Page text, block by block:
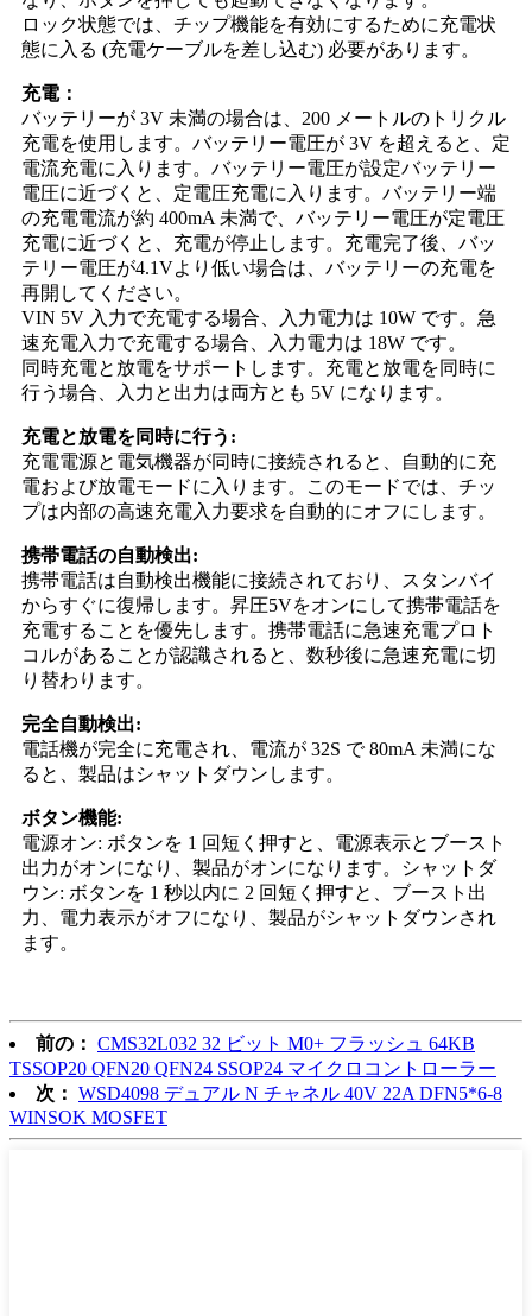
ロック状態では、チップ機能を有効にするために充電状
態に入る (充電ケーブルを差し込む) 必要があります。
充電：
バッテリーが 3V 未満の場合は、200 メートルのトリクル
充電を使用します。バッテリー電圧が 3V を超えると、定
電流充電に入ります。バッテリー電圧が設定バッテリー
電圧に近づくと、定電圧充電に入ります。バッテリー端
の充電電流が約 400mA 未満で、バッテリー電圧が定電圧
充電に近づくと、充電が停止します。充電完了後、バッ
テリー電圧が4.1Vより低い場合は、バッテリーの充電を
再開してください。
VIN 5V 入力で充電する場合、入力電力は 10W です。急
速充電入力で充電する場合、入力電力は 18W です。
同時充電と放電をサポートします。充電と放電を同時に
行う場合、入力と出力は両方とも 5V になります。
充電と放電を同時に行う:
充電電源と電気機器が同時に接続されると、自動的に充
電および放電モードに入ります。このモードでは、チッ
プは内部の高速充電入力要求を自動的にオフにします。
携帯電話の自動検出:
携帯電話は自動検出機能に接続されており、スタンバイ
からすぐに復帰します。昇圧5Vをオンにして携帯電話を
充電することを優先します。携帯電話に急速充電プロト
コルがあることが認識されると、数秒後に急速充電に切
り替わります。
完全自動検出:
電話機が完全に充電され、電流が 32S で 80mA 未満にな
ると、製品はシャットダウンします。
ボタン機能:
電源オン: ボタンを 1 回短く押すと、電源表示とブースト
出力がオンになり、製品がオンになります。シャットダ
ウン: ボタンを 1 秒以内に 2 回短く押すと、ブースト出
力、電力表示がオフになり、製品がシャットダウンされ
ます。
前の： CMS32L032 32 ビット M0+ フラッシュ 64KB
TSSOP20 QFN20 QFN24 SSOP24 マイクロコントローラー
次： WSD4098 デュアル N チャネル 40V 22A DFN5*6-8
WINSOK MOSFET